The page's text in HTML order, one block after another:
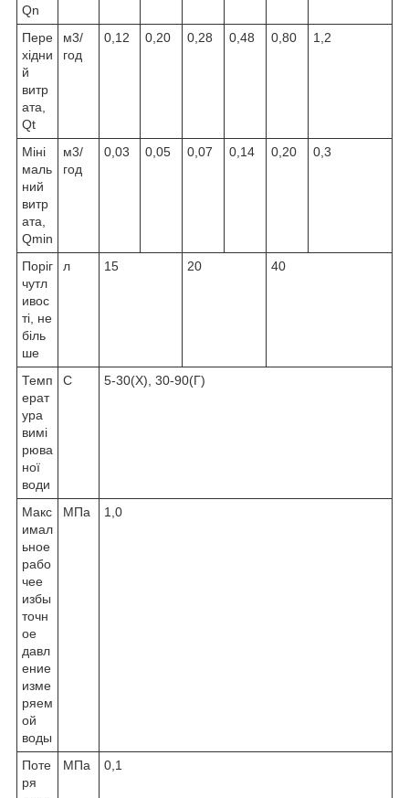
Qn
Пере
хідни
й
витр
ата,
Qt
м3/
год
0,12 0,20 0,28 0,48 0,80 1,2
Міні
маль
ний
витр
ата,
Qmin
м3/
год
0,03 0,05 0,07 0,14 0,20 0,3
Поріг
чутл
ивос
ті, не
біль
ше
л 15 20 40
Темп
ерат
ура
вимі
рюва
ної
води
С 5-30(Х), 30-90(Г)
Макс
имал
ьное
рабо
чее
избы
точн
ое
давл
ение
изме
ряем
ой
воды
МПа 1,0
Поте
ря
МПа 0,1